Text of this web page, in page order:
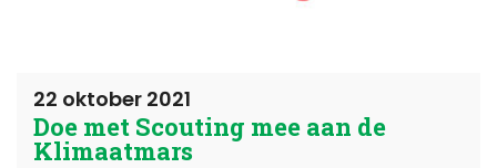
22 oktober 2021
Doe met Scouting mee aan de
Klimaatmars